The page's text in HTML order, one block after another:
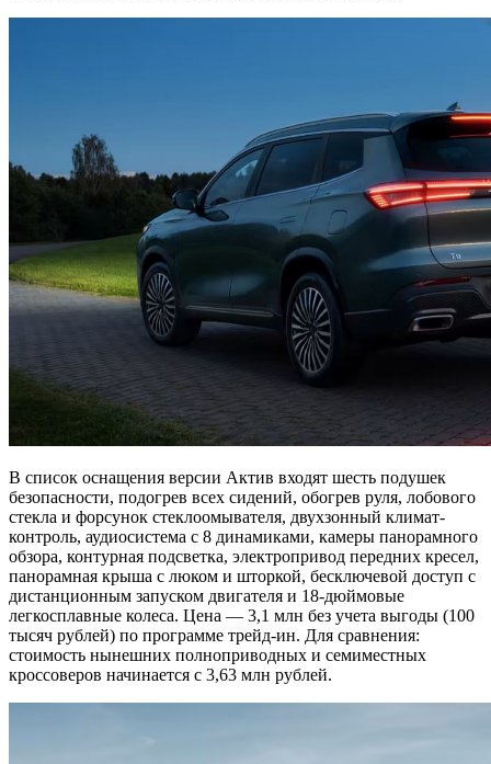
В список оснащения версии Актив входят шесть подушек
безопасности, подогрев всех сидений, обогрев руля, лобового
стекла и форсунок стеклоомывателя, двухзонный климат-
контроль, аудиосистема с 8 динамиками, камеры панорамного
обзора, контурная подсветка, электропривод передних кресел,
панорамная крыша с люком и шторкой, бесключевой доступ с
дистанционным запуском двигателя и 18-дюймовые
легкосплавные колеса. Цена — 3,1 млн без учета выгоды (100
тысяч рублей) по программе трейд-ин. Для сравнения:
стоимость нынешних полноприводных и семиместных
кроссоверов начинается с 3,63 млн рублей.